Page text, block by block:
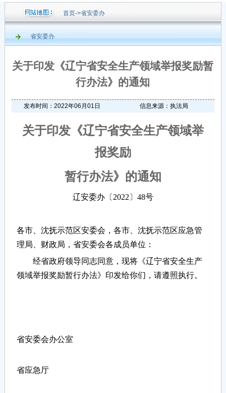
首页->省安委办
省安委办
关于印发《辽宁省安全生产领域举报奖励暂
行办法》的通知
发布时间：2022年06月01日 信息来源：执法局
关于印发《辽宁省安全生产领域举
报奖励
暂行办法》的通知
辽安委办〔2022〕48号
各市、沈抚示范区安委会，各市、沈抚示范区应急管
理局、财政局，省安委会各成员单位：
经省政府领导同志同意，现将《辽宁省安全生产
领域举报奖励暂行办法》印发给你们，请遵照执行。
省安委会办公室
省应急厅